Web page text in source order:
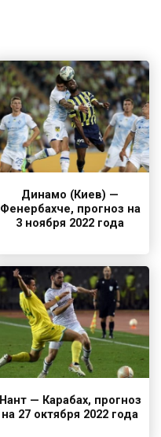
Динамо (Киев) —
Фенербахче, прогноз на
3 ноября 2022 года
Нант — Карабах, прогноз
на 27 октября 2022 года